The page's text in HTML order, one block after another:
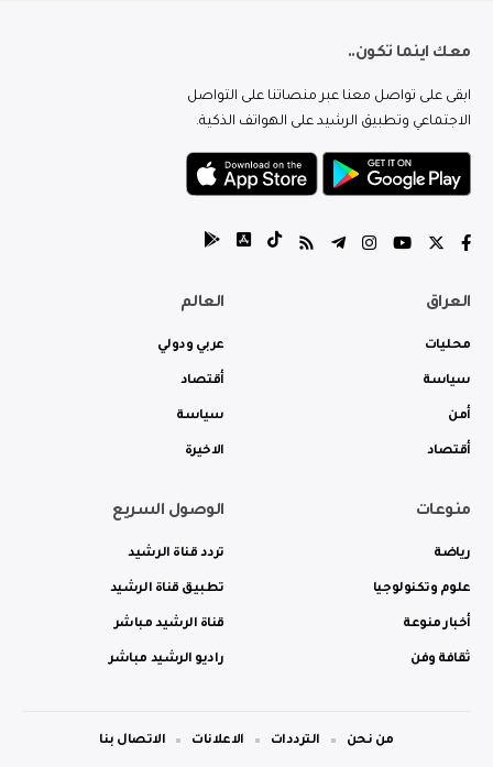
معك اينما تكون..
ابقى على تواصل معنا عبر منصاتنا على التواصل
الاجتماعي وتطبيق الرشيد على الهواتف الذكية.
العراق
محليات
سياسة
أمن
أقتصاد
العالم
عربي ودولي
أقتصاد
سياسة
الاخيرة
منوعات
رياضة
علوم وتكنولوجيا
أخبار منوعة
ثقافة وفن
الوصول السريع
تردد قناة الرشيد
تطبيق قناة الرشيد
قناة الرشيد مباشر
راديو الرشيد مباشر
من نحن الترددات الاعلانات الاتصال بنا